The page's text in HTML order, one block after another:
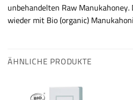
unbehandelten Raw
wieder mit Bio (organic)
ÄHNLICHE PRODUKTE